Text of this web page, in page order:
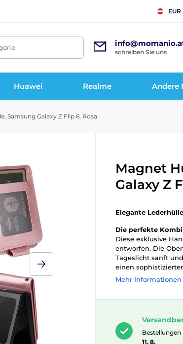
EUR
schreiben Sie uns
Huawei Realme Andere
Samsung Galaxy Z Flip 6, Rosa
Magnet
Galaxy Z
Elegante
Die perfekte
Diese exklusive
entworfen. Die
Tageslicht sanft
einen
Mehr Informationen
Bestellungen
11. 8.